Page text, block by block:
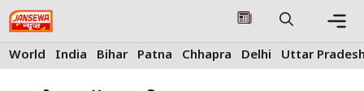
Skip
to
content
World India Bihar Patna Chhapra Delhi Uttar